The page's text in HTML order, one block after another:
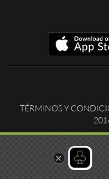
TÉRMINOS Y
×